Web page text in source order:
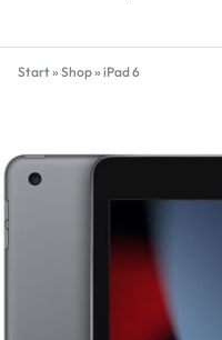
Start» Shop» iPad 6